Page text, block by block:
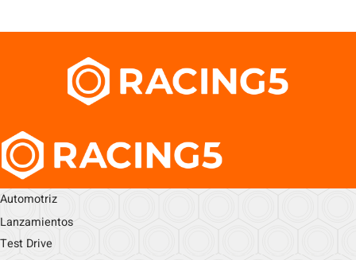
Automotriz
Lanzamientos
Test Drive